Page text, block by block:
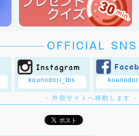
kounodori_tbs
- 外部サイトへ移動します -